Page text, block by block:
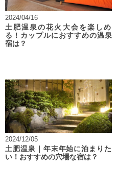
2024/04/16
土肥温泉の花火大会を楽しめ
る！カップルにおすすめの温泉
宿は？
2024/12/05
土肥温泉｜年末年始に泊まりた
い！おすすめの穴場な宿は？